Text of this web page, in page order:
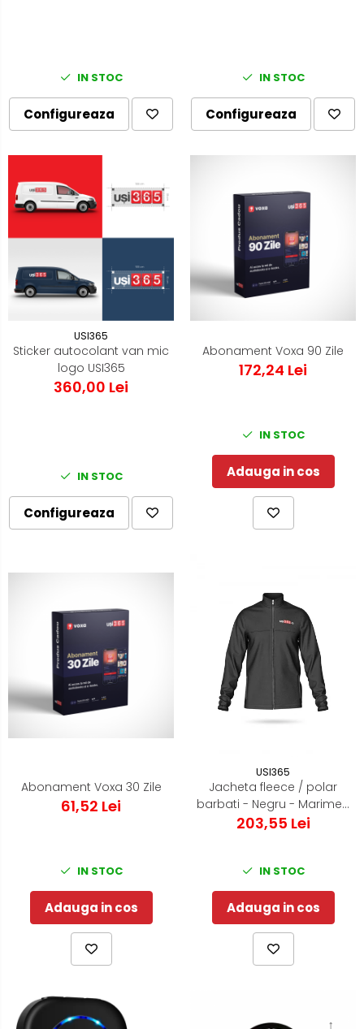
IN STOC
Configureaza
IN STOC
Configureaza
USI365
Sticker autocolant van mic
logo USI365
360,00 Lei
IN STOC
Configureaza
Abonament Voxa 90 Zile
172,24 Lei
IN STOC
Adauga in cos
Abonament Voxa 30 Zile
61,52 Lei
IN STOC
Adauga in cos
USI365
Jacheta fleece / polar
barbati - Negru - Marimea
M
203,55 Lei
IN STOC
Adauga in cos